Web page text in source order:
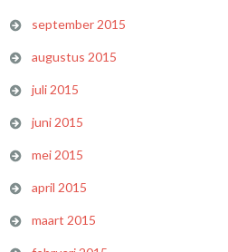
september 2015
augustus 2015
juli 2015
juni 2015
mei 2015
april 2015
maart 2015